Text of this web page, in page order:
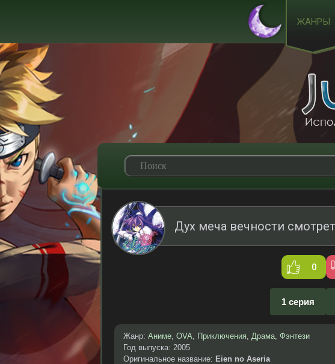
ЖАНРЫ
Дух меча вечности
0
1 серия
Жанр: Аниме, OVA, Приключения, Драма, Фэнтези
Год выпуска: 2005
Оригинальное название: Eien no Aseria